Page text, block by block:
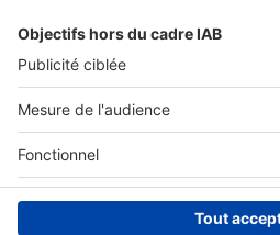
Connexion à My SeLoger Pro
Espace Presse